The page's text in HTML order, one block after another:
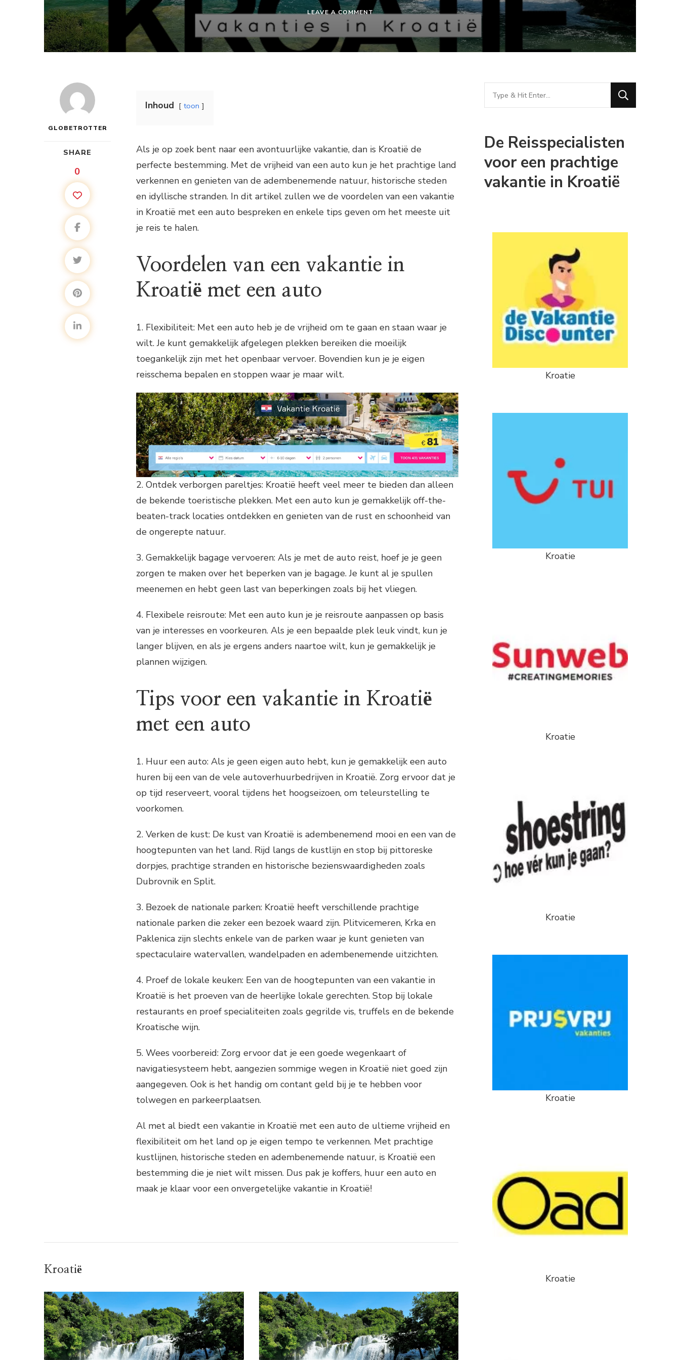
LEAVE A COMMENTON
VAKANTIE
KROATIË
AUTO
GLOBETROTTER
SHARE
0
Inhoud toon
Als je op zoek bent naar een avontuurlijke vakantie, dan is Kroatië de
perfecte bestemming. Met de vrijheid van een auto kun je het prachtige land
verkennen en genieten van de adembenemende natuur, historische steden
en idyllische stranden. In dit artikel zullen we de voordelen van een vakantie
in Kroatië met een auto bespreken en enkele tips geven om het meeste uit
je reis te halen.
Voordelen van een vakantie in
Kroatië met een auto
1. Flexibiliteit: Met een auto heb je de vrijheid om te gaan en staan waar je
wilt. Je kunt gemakkelijk afgelegen plekken bereiken die moeilijk
toegankelijk zijn met het openbaar vervoer. Bovendien kun je je eigen
reisschema bepalen en stoppen waar je maar wilt.
2. Ontdek verborgen pareltjes: Kroatië heeft veel meer te bieden dan alleen
de bekende toeristische plekken. Met een auto kun je gemakkelijk off-the-
beaten-track locaties ontdekken en genieten van de rust en schoonheid van
de ongerepte natuur.
3. Gemakkelijk bagage vervoeren: Als je met de auto reist, hoef je je geen
zorgen te maken over het beperken van je bagage. Je kunt al je spullen
meenemen en hebt geen last van beperkingen zoals bij het vliegen.
4. Flexibele reisroute: Met een auto kun je je reisroute aanpassen op basis
van je interesses en voorkeuren. Als je een bepaalde plek leuk vindt, kun je
langer blijven, en als je ergens anders naartoe wilt, kun je gemakkelijk je
plannen wijzigen.
Tips voor een vakantie in Kroatië
met een auto
1. Huur een auto: Als je geen eigen auto hebt, kun je gemakkelijk een auto
huren bij een van de vele autoverhuurbedrijven in Kroatië. Zorg ervoor dat je
op tijd reserveert, vooral tijdens het hoogseizoen, om teleurstelling te
voorkomen.
2. Verken de kust: De kust van Kroatië is adembenemend mooi en een van de
hoogtepunten van het land. Rijd langs de kustlijn en stop bij pittoreske
dorpjes, prachtige stranden en historische bezienswaardigheden zoals
Dubrovnik en Split.
3. Bezoek de nationale parken: Kroatië heeft verschillende prachtige
nationale parken die zeker een bezoek waard zijn. Plitvicemeren, Krka en
Paklenica zijn slechts enkele van de parken waar je kunt genieten van
spectaculaire watervallen, wandelpaden en adembenemende uitzichten.
4. Proef de lokale keuken: Een van de hoogtepunten van een vakantie in
Kroatië is het proeven van de heerlijke lokale gerechten. Stop bij lokale
restaurants en proef specialiteiten zoals gegrilde vis, truffels en de bekende
Kroatische wijn.
5. Wees voorbereid: Zorg ervoor dat je een goede wegenkaart of
navigatiesysteem hebt, aangezien sommige wegen in Kroatië niet goed zijn
aangegeven. Ook is het handig om contant geld bij je te hebben voor
tolwegen en parkeerplaatsen.
Al met al biedt een vakantie in Kroatië met een auto de ultieme vrijheid en
flexibiliteit om het land op je eigen tempo te verkennen. Met prachtige
kustlijnen, historische steden en adembenemende natuur, is Kroatië een
bestemming die je niet wilt missen. Dus pak je koffers, huur een auto en
maak je klaar voor een onvergetelijke vakantie in Kroatië!
Kroatië
Looking
for
De Reisspecialisten
voor een prachtige
vakantie in Kroatië
Kroatie
Kroatie
Kroatie
Kroatie
Kroatie
Kroatie